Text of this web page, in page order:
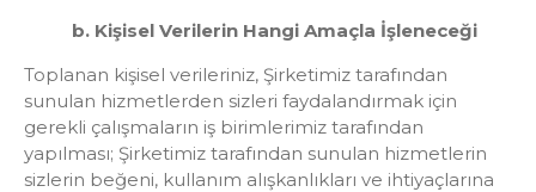
b. Kişisel Verilerin Hangi Amaçla İşleneceği
Toplanan kişisel verileriniz, Şirketimiz tarafından
sunulan hizmetlerden sizleri faydalandırmak için
gerekli çalışmaların iş birimlerimiz tarafından
yapılması; Şirketimiz tarafından sunulan hizmetlerin
sizlerin beğeni, kullanım alışkanlıkları ve ihtiyaçlarına